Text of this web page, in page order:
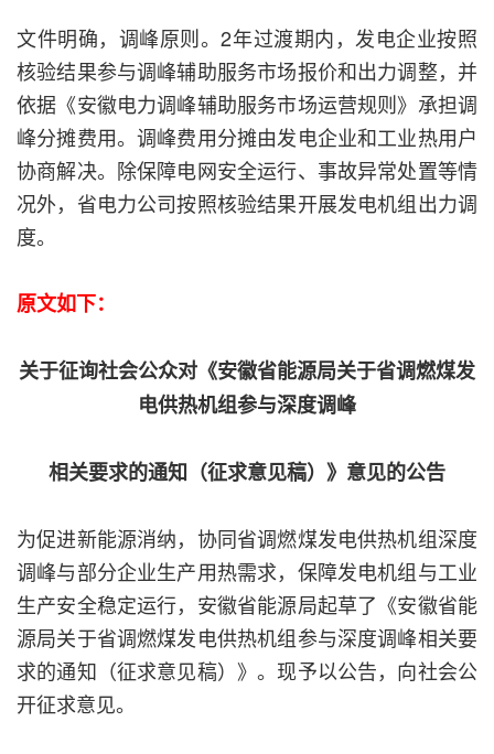
文件明确，调峰原则。2年过渡期内，发电企业按照
核验结果参与调峰辅助服务市场报价和出力调整，并
依据《安徽电力调峰辅助服务市场运营规则》承担调
峰分摊费用。调峰费用分摊由发电企业和工业热用户
协商解决。除保障电网安全运行、事故异常处置等情
况外，省电力公司按照核验结果开展发电机组出力调
度。
原文如下：
关于征询社会公众对《安徽省能源局关于省调燃煤发
电供热机组参与深度调峰
相关要求的通知（征求意见稿）》意见的公告
为促进新能源消纳，协同省调燃煤发电供热机组深度
调峰与部分企业生产用热需求，保障发电机组与工业
生产安全稳定运行，安徽省能源局起草了《安徽省能
源局关于省调燃煤发电供热机组参与深度调峰相关要
求的通知（征求意见稿）》。现予以公告，向社会公
开征求意见。